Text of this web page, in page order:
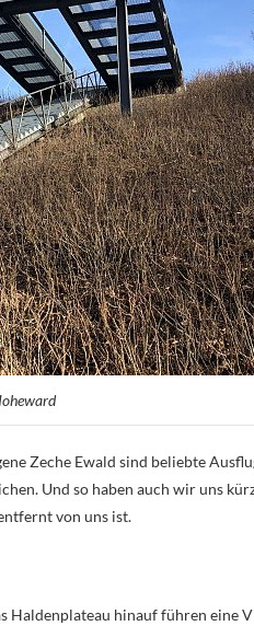
Zeche Ewald sind beliebte
Und so haben auch wir uns
von uns ist.
Haldenplateau hinauf führen eine